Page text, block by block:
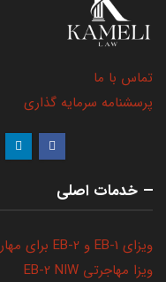
تماس با ما
پرسشنامه سرمایه گذاری
خدمات اصلی
ویزای EB-1 و EB-2 برای مهارت‌های کاری
ویزا مهاجرتی EB-2 NIW